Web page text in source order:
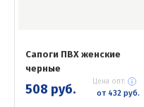
Сапоги ПВХ женские
черные
508 руб. Цена опт:
от 432 руб.